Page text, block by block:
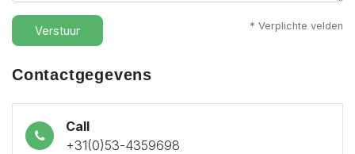
Verstuur * Verplichte velden
Contactgegevens
Call
+31(0)53-4359698